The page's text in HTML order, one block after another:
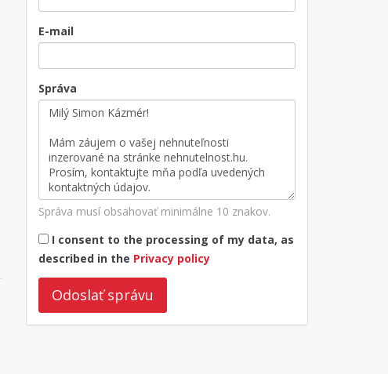
E-mail
Správa
Správa musí obsahovať minimálne 10 znakov.
I consent to the processing of my data, as
described in the Privacy policy
Odoslať správu